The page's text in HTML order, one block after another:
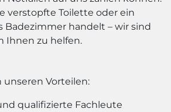
verstopfte Toilette oder ein
handelt – wir sind
Ihnen zu helfen.
unseren Vorteilen:
qualifizierte Fachleute